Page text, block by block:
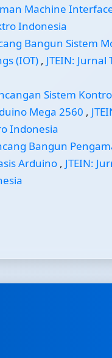
Machine
Indonesia
Bangun Sistem
(IOT) , JTEIN:
Sistem
Mega 2560 ,
Indonesia
Bangun
Arduino , JTEIN: